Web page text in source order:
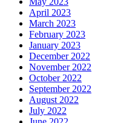
April 2023
March 2023
February 2023
January 2023
December 2022
November 2022
October 2022
September 2022
August 2022
July 2022